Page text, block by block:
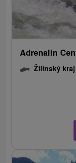
Adrenalin
Žilinský kraj